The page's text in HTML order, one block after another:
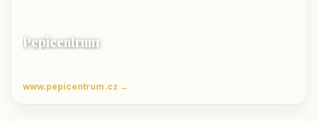
Pepicentrum
www.pepicentrum.cz →